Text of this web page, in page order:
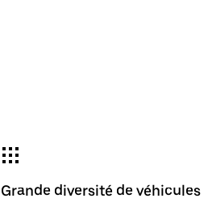
Grande diversité de véhicules